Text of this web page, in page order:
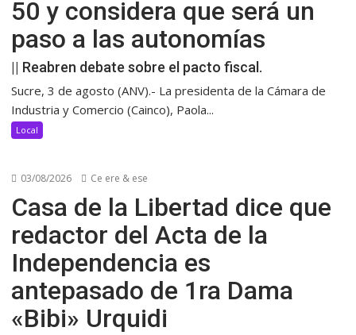
50 y considera que será un
paso a las autonomías
|| Reabren debate sobre el pacto fiscal.
Sucre, 3 de agosto (ANV).- La presidenta de la Cámara de
Industria y Comercio (Cainco), Paola...
Local
03/08/2026 Ce ere & ese
Casa de la Libertad dice que
redactor del Acta de la
Independencia es
antepasado de 1ra Dama
«Bibi» Urquidi